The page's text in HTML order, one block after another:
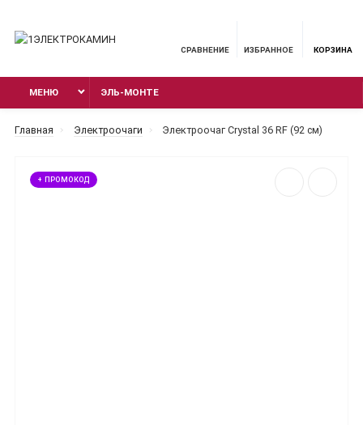
СРАВНЕНИЕ ИЗБРАННОЕ КОРЗИНА
МЕНЮ ЭЛЬ-МОНТЕ
Главная Электроочаги Электроочаг Crystal 36 RF (92 см)
+ ПРОМОКОД